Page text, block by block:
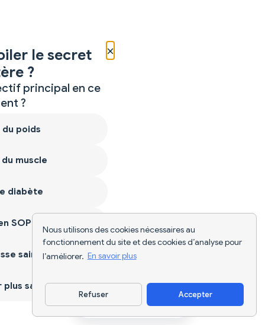
Nous utilisons des cookies nécessaires au
fonctionnement du site et des cookies d’analyse pour
l’améliorer. En savoir plus
Refuser Accepter
Télécharger l'appli
×
le secret
?
principal en ce
?
poids
muscle
diabète
SOPK
saine
sain